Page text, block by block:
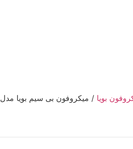
بویا / میکروفون بی سیم بویا مدل BY- V10